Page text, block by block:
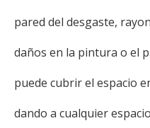
pared del desgaste,
daños en la pintura o el
puede cubrir el espacio
dando a cualquier